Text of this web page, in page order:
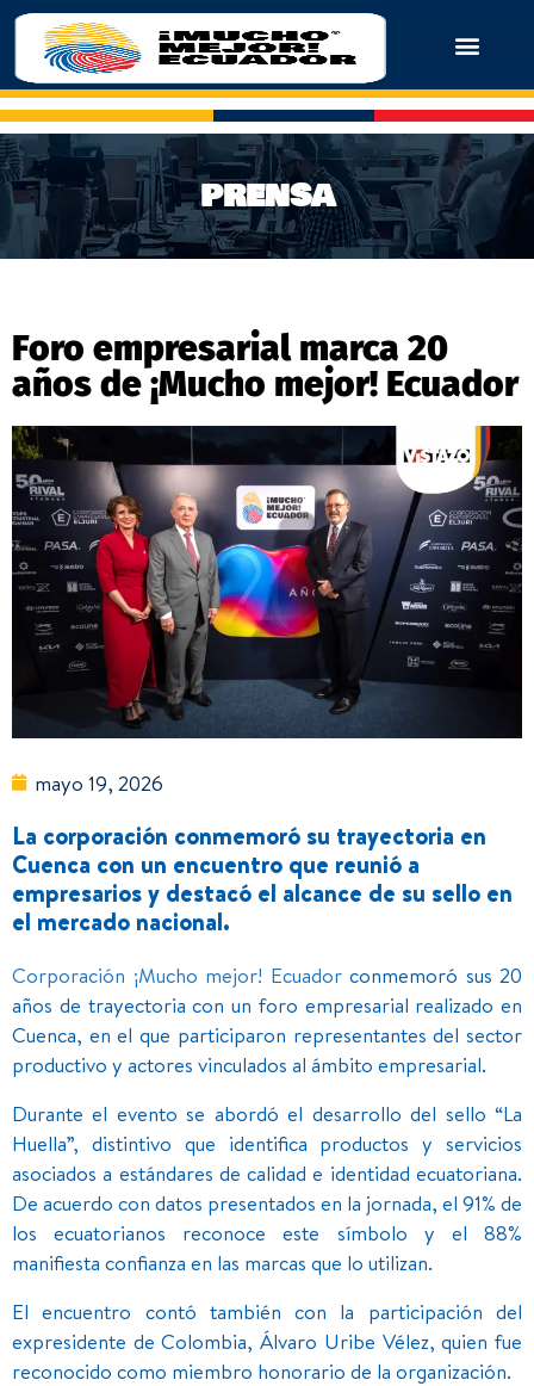
PRENSA
Foro empresarial marca 20
años de ¡Mucho mejor! Ecuador
mayo 19, 2026
La corporación conmemoró su trayectoria en
Cuenca con un encuentro que reunió a
empresarios y destacó el alcance de su sello en
el mercado nacional.
Corporación ¡Mucho mejor! Ecuadorconmemoró sus 20
años de trayectoria con un foro empresarial realizado en
Cuenca, en el que participaron representantes del sector
productivo y actores vinculados al ámbito empresarial.
Durante el evento se abordó el desarrollo del sello “La
Huella”, distintivo que identifica productos y servicios
asociados a estándares de calidad e identidad ecuatoriana.
De acuerdo con datos presentados en la jornada, el 91% de
los ecuatorianos reconoce este símbolo y el 88%
manifiesta confianza en las marcas que lo utilizan.
El encuentro contó también con la participación del
expresidente de Colombia, Álvaro Uribe Vélez, quien fue
reconocido como miembro honorario de la organización.